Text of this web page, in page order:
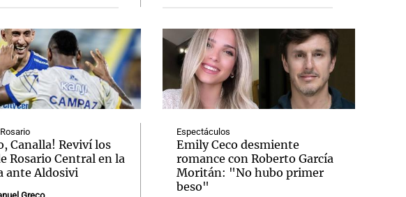
Canalla! Reviví los
Rosario Central en la
ante Aldosivi
Espectáculos
Emily Ceco desmiente
romance con Roberto García
Moritán: "No hubo primer
beso"
Cadena 3 en Groenlandia